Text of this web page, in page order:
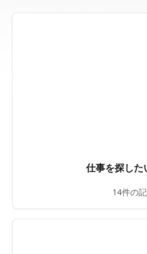
仕事を探した
14件の